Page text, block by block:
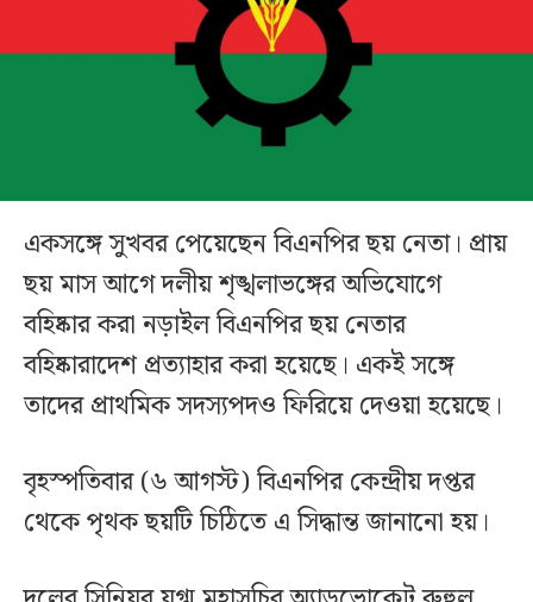
একসঙ্গে সুখবর পেয়েছেন বিএনপির ছয় নেতা। প্রায়
ছয় মাস আগে দলীয় শৃঙ্খলাভঙ্গের অভিযোগে
বহিষ্কার করা নড়াইল বিএনপির ছয় নেতার
বহিষ্কারাদেশ প্রত্যাহার করা হয়েছে। একই সঙ্গে
তাদের প্রাথমিক সদস্যপদও ফিরিয়ে দেওয়া হয়েছে।
বৃহস্পতিবার (৬ আগস্ট) বিএনপির কেন্দ্রীয় দপ্তর
থেকে পৃথক ছয়টি চিঠিতে এ সিদ্ধান্ত জানানো হয়।